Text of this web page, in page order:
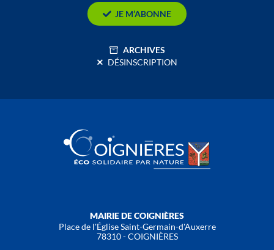
JE M’ABONNE
ARCHIVES
DÉSINSCRIPTION
MAIRIE DE COIGNIÈRES
Place de l'Église Saint-Germain-d'Auxerre
78310 - COIGNIÈRES